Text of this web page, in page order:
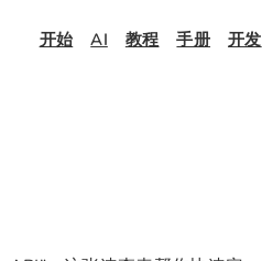
开始 AI 教程 手册 开发